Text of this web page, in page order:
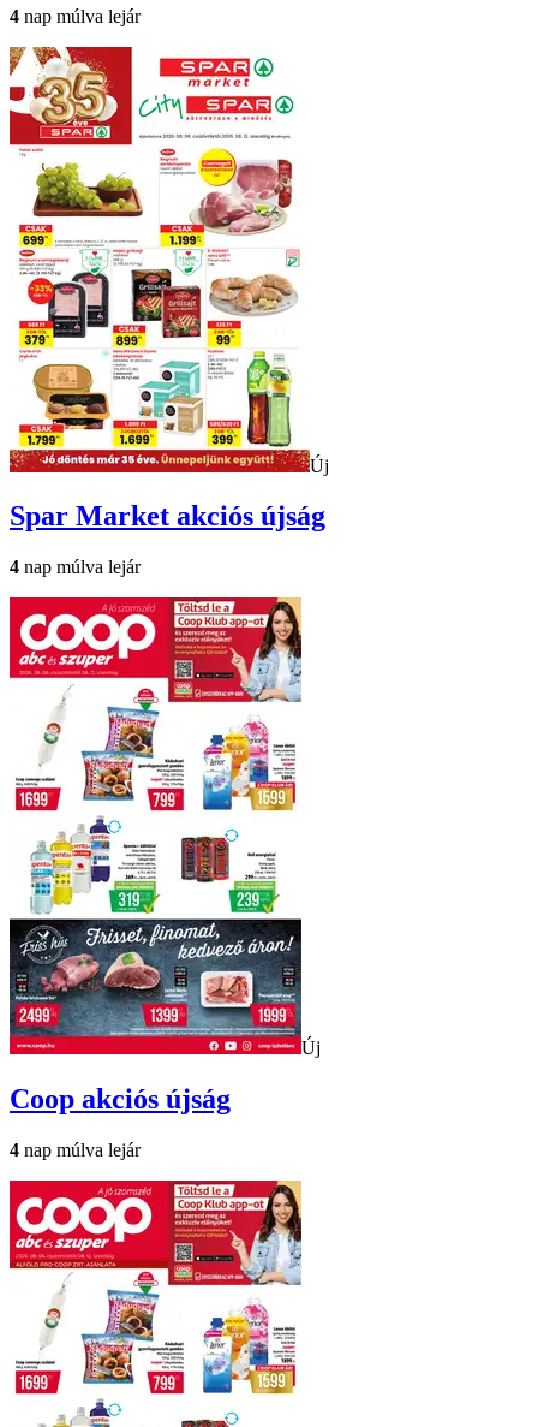
4 nap múlva lejár
Új
Spar Market akciós újság
4 nap múlva lejár
Új
Coop akciós újság
4 nap múlva lejár